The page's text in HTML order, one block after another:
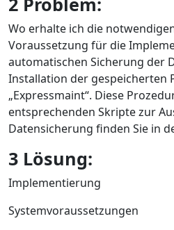
Wo erhalte ich die
Voraussetzung für die
automatischen Sicherung der
Installation der gespeicherten
„Expressmaint“. Diese
entsprechenden Skripte zur
Datensicherung finden Sie in
3 Lösung:
Implementierung
Systemvoraussetzungen